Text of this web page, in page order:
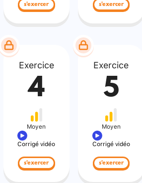
s'exercer s'exercer
Exercice
4
Moyen
Corrigé vidéo
s'exercer
Exercice
5
Moyen
Corrigé vidéo
s'exercer